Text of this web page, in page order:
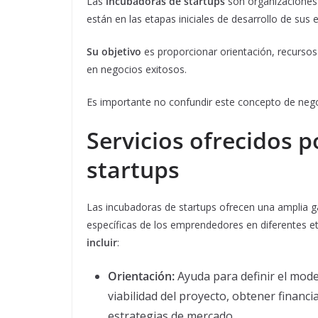
están en las etapas iniciales de desarrollo de sus
Su objetivo es proporcionar orientación,
en negocios exitosos.
Es importante no confundir este concepto de
Servicios ofrecidos
startups
Las incubadoras de startups ofrecen una amplia
específicas de los emprendedores en diferentes
incluir:
Orientación:Ayuda para definir el
viabilidad del proyecto, obtener